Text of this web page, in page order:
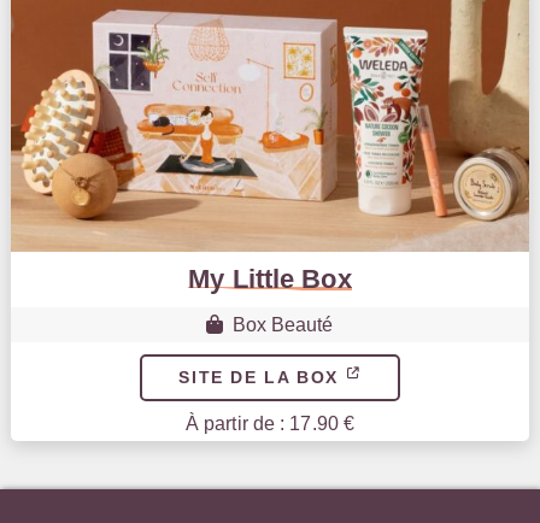
My Little Box
Box Beauté
SITE DE LA BOX
À partir de : 17.90 €